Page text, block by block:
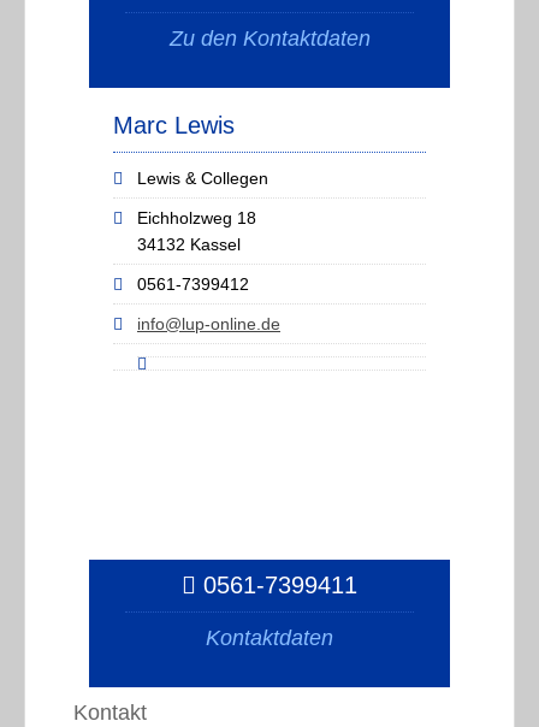
Zu den Kontaktdaten
Marc Lewis
Lewis & Collegen
Eichholzweg 18
34132 Kassel
0561-7399412
info@lup-online.de
0561-7399411
Kontaktdaten
Kontakt